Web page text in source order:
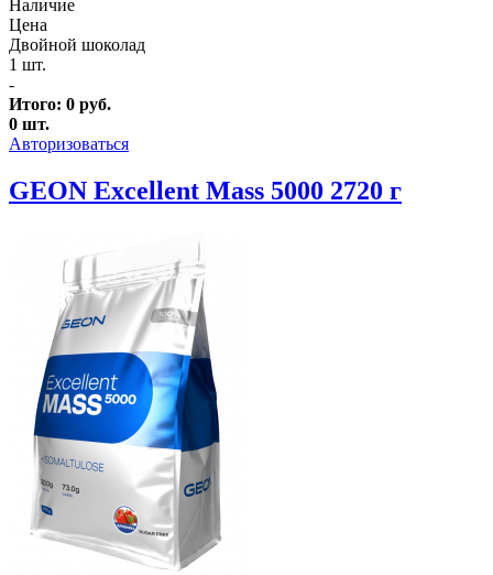
Наличие
Цена
Двойной шоколад
1 шт.
-
Итого: 0 руб.
0 шт.
Авторизоваться
GEON Excellent Mass 5000 2720 г